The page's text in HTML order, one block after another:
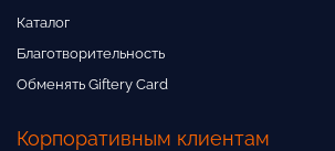
Каталог
Благотворительность
Обменять Giftery Card
Корпоративным клиентам